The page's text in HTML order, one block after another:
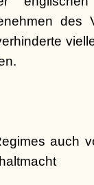
des
auch